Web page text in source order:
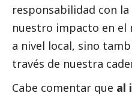
responsabilidad con
nuestro impacto en el
a nivel local, sino
través de nuestra
Cabe comentar que al